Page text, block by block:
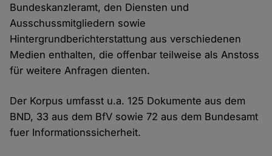
Bundeskanzleramt, den Diensten und
Ausschussmitgliedern sowie
Hintergrundberichterstattung aus verschiedenen
Medien enthalten, die offenbar teilweise als Anstoss
für weitere Anfragen dienten.
Der Korpus umfasst u.a. 125 Dokumente aus dem
BND, 33 aus dem BfV sowie 72 aus dem Bundesamt
fuer Informationssicherheit.